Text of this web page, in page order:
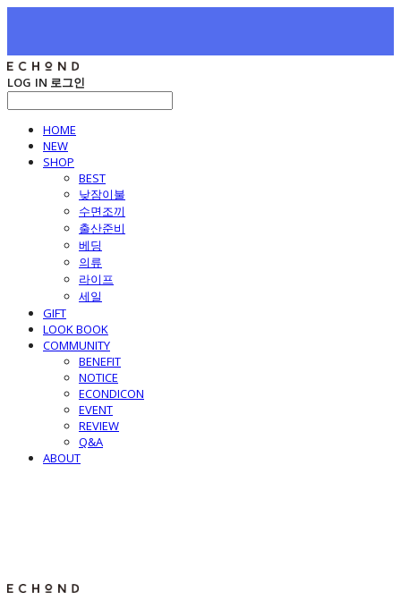
LOG IN 로그인
HOME
NEW
SHOP
BEST
낮잠이불
수면조끼
출산준비
베딩
의류
라이프
세일
GIFT
LOOK BOOK
COMMUNITY
BENEFIT
NOTICE
ECONDICON
EVENT
REVIEW
Q&A
ABOUT